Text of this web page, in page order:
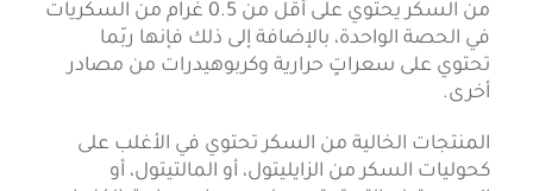
من السكر يحتوي على أقل من 0.5 غرام من السكريات
في الحصة الواحدة، بالإضافة إلى ذلك فإنها ربّما
تحتوي على سعراتٍ حرارية وكربوهيدرات من مصادر
أخرى.
المنتجات الخالية من السكر تحتوي في الأغلب على
كحوليات السكر من الزايليتول، أو المالتيتول، أو